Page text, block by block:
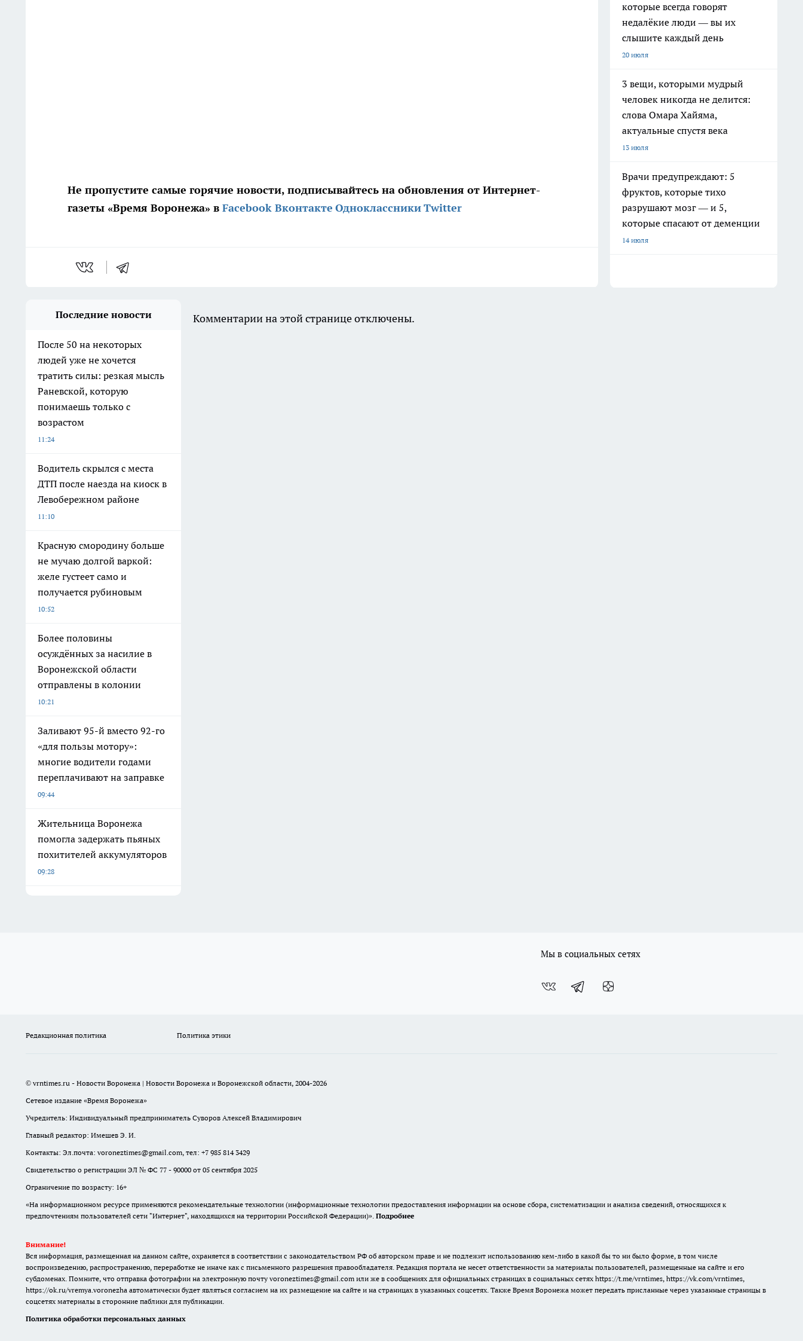
Не пропустите самые горячие новости, подписывайтесь на обновления от Интернет-
газеты «Время Воронежа» в Facebook Вконтакте ОдноклассникиTwitter
которые всегда говорят
недалёкие люди — вы их
слышите каждый день
20 июля
3 вещи, которыми мудрый
человек никогда не делится:
слова Омара Хайяма,
актуальные спустя века
13 июля
Врачи предупреждают: 5
фруктов, которые тихо
разрушают мозг — и 5,
которые спасают от деменции
14 июля
Последние новости
После 50 на некоторых
людей уже не хочется
тратить силы: резкая мысль
Раневской, которую
понимаешь только с
возрастом
11:24
Водитель скрылся с места
ДТП после наезда на киоск в
Левобережном районе
11:10
Красную смородину больше
не мучаю долгой варкой:
желе густеет само и
получается рубиновым
10:52
Более половины
осуждённых за насилие в
Воронежской области
отправлены в колонии
10:21
Заливают 95-й вместо 92-го
«для пользы мотору»:
многие водители годами
переплачивают на заправке
09:44
Жительница Воронежа
помогла задержать пьяных
похитителей аккумуляторов
09:28
Комментарии на этой странице отключены.
Мы в социальных сетях
Редакционная политика Политика этики
© vrntimes.ru - Новости Воронежа | Новости Воронежа и Воронежской области, 2004-2026
Сетевое издание «Время Воронежа»
Учредитель: Индивидуальный предприниматель Суворов Алексей Владимирович
Главный редактор: Имешев Э. И.
Контакты: Эл.почта: voroneztimes@gmail.com, тел: +7 985 814 3429
Свидетельство о регистрации ЭЛ № ФС 77 - 90000 от 05 сентября 2025
Ограничение по возрасту: 16+
«На информационном ресурсе применяются рекомендательные технологии (информационные технологии предоставления информации на основе сбора, систематизации и анализа сведений, относящихся к
предпочтениям пользователей сети "Интернет", находящихся на территории Российской Федерации)». Подробнее
Внимание!
Вся информация, размещенная на данном сайте, охраняется в соответствии с законодательством РФ об авторском праве и не подлежит использованию кем-либо в какой бы то ни было форме, в том числе
воспроизведению, распространению, переработке не иначе как с письменного разрешения правообладателя. Редакция портала не несет ответственности за материалы пользователей, размещенные на сайте и его
субдоменах. Помните, что отправка фотографии на электронную почту voroneztimes@gmail.com или же в сообщениях для официальных страницах в социальных сетях https://t.me/vrntimes, https://vk.com/vrntimes,
https://ok.ru/vremya.voronezha автоматически будет являться согласием на их размещение на сайте и на страницах в указанных соцсетях. Также Время Воронежа может передать присланные через указанные страницы в
соцсетях материалы в сторонние паблики для публикации.
Политика обработки персональных данных